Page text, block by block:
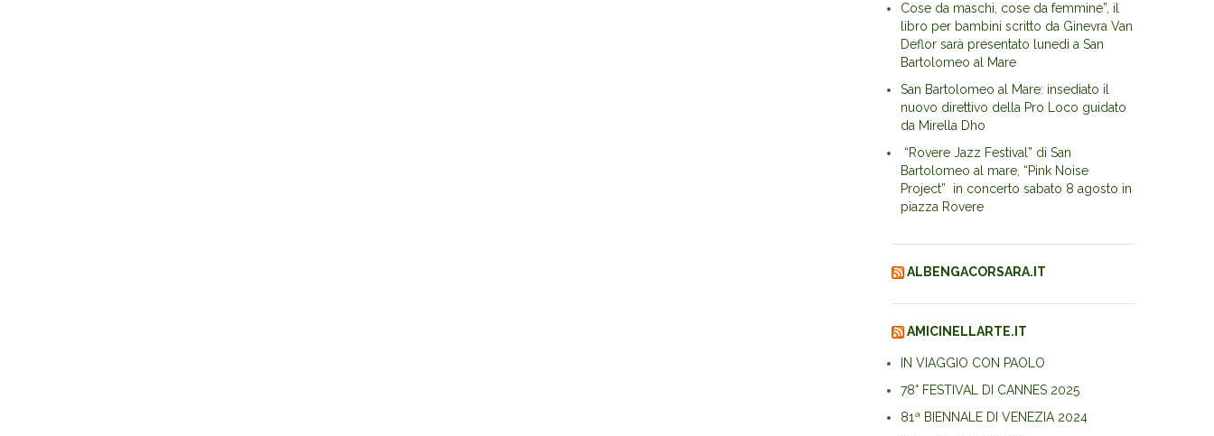
Cose da maschi, cose da femmine”, il
libro per bambini scritto da Ginevra Van
Deflor sarà presentato lunedì a San
Bartolomeo al Mare
San Bartolomeo al Mare: insediato il
nuovo direttivo della Pro Loco guidato
da Mirella Dho
“Rovere Jazz Festival” di San
Bartolomeo al mare, “Pink Noise
Project” in concerto sabato 8 agosto in
piazza Rovere
ALBENGACORSARA.IT
AMICINELLARTE.IT
IN VIAGGIO CON PAOLO
78° FESTIVAL DI CANNES 2025
81ª BIENNALE DI VENEZIA 2024